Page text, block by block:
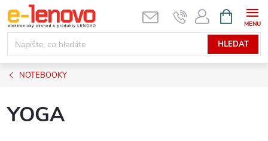
Přejít
na
obsah
HLEDAT
NÁKUPNÍ
KOŠÍK
NOTEBOOKY
YOGA